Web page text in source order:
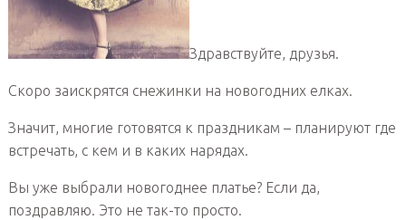
Здравствуйте, друзья.
Скоро заискрятся снежинки на новогодних елках.
Значит, многие готовятся к праздникам – планируют где
встречать, с кем и в каких нарядах.
Вы уже выбрали новогоднее платье? Если да,
поздравляю. Это не так-то просто.